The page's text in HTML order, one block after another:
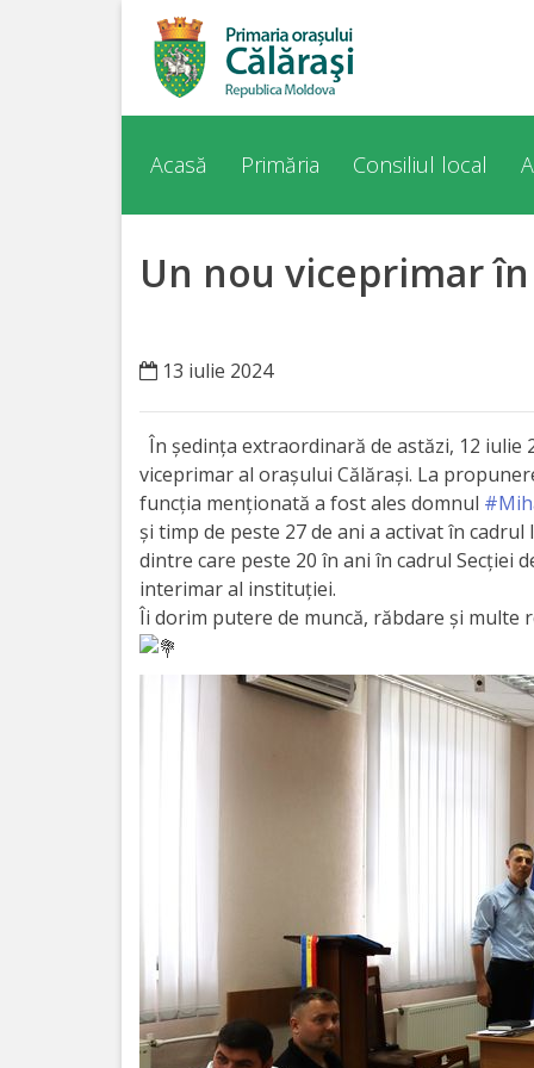
orașul
Călărași
Orașului
Personalități
Regulamente
înfrățite
Strategii
Primăria
Aparatul
Acasă Primăria Consiliul local
Un nou viceprimar
13 iulie 2024
În ședința extraordinară de astăzi, 12 iulie
viceprimar al orașului Călărași. La
funcția menționată a fost ales domnul
și timp de peste 27 de ani a activat în
dintre care peste 20 în ani în cadrul Secției
interimar al instituției.
Îi dorim putere de muncă, răbdare și